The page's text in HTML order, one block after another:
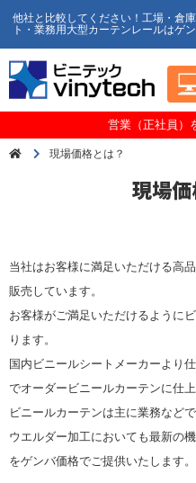
他社と比較してください！工場・倉
ト・業務用大型カーテンレールはゲ
営業（正社員）
現場価格とは？
現場価
当社はお客様に満足いただける高
販売しています。
お客様がご満足いただけるように
ります。
国内ビニールシートメーカーより
でオーダービニールカーテンに仕上
ビニールカーテンは主に業務など
ウエルダー加工においても最新の
をゲンバ価格でご提供いたします。